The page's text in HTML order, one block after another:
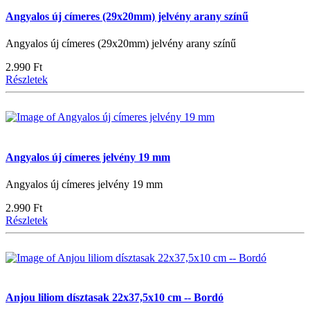
Angyalos új címeres (29x20mm) jelvény arany színű
Angyalos új címeres (29x20mm) jelvény arany színű
2.990 Ft
Részletek
Angyalos új címeres jelvény 19 mm
Angyalos új címeres jelvény 19 mm
2.990 Ft
Részletek
Anjou liliom dísztasak 22x37,5x10 cm -- Bordó